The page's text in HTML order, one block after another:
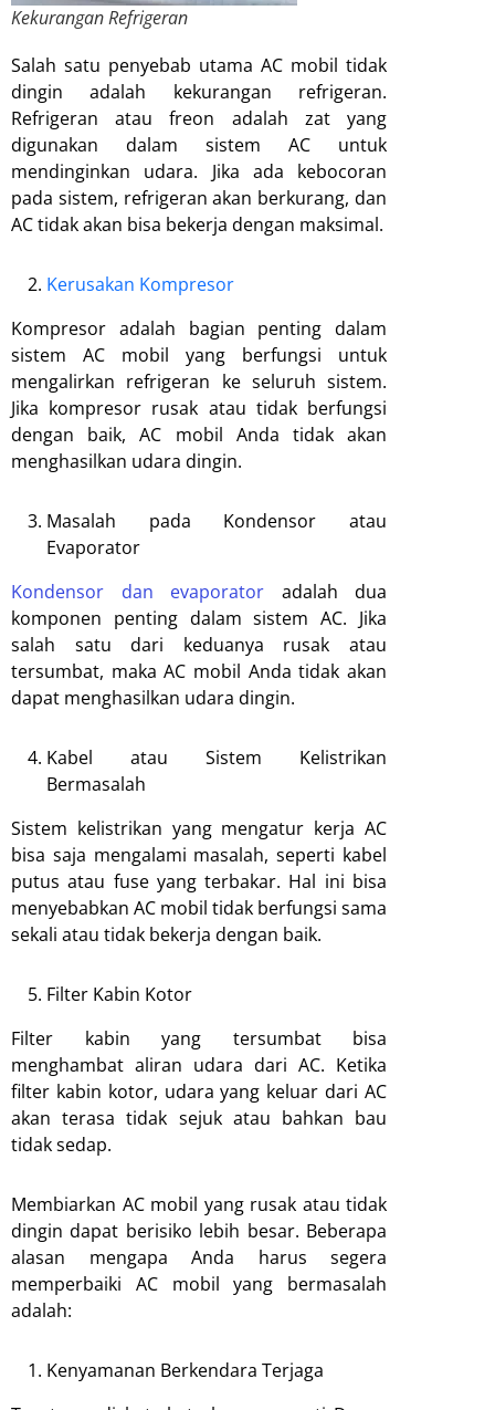
Kekurangan Refrigeran
Salah satu penyebab utama AC mobil tidak
dingin adalah kekurangan refrigeran.
Refrigeran atau freon adalah zat yang
digunakan dalam sistem AC untuk
mendinginkan udara. Jika ada kebocoran
pada sistem, refrigeran akan berkurang, dan
AC tidak akan bisa bekerja dengan maksimal.
Kerusakan Kompresor
Kompresor adalah bagian penting dalam
sistem AC mobil yang berfungsi untuk
mengalirkan refrigeran ke seluruh sistem.
Jika kompresor rusak atau tidak berfungsi
dengan baik, AC mobil Anda tidak akan
menghasilkan udara dingin.
Masalah pada Kondensor atau
Evaporator
Kondensor dan evaporator adalah dua
komponen penting dalam sistem AC. Jika
salah satu dari keduanya rusak atau
tersumbat, maka AC mobil Anda tidak akan
dapat menghasilkan udara dingin.
Kabel atau Sistem Kelistrikan
Bermasalah
Sistem kelistrikan yang mengatur kerja AC
bisa saja mengalami masalah, seperti kabel
putus atau fuse yang terbakar. Hal ini bisa
menyebabkan AC mobil tidak berfungsi sama
sekali atau tidak bekerja dengan baik.
Filter Kabin Kotor
Filter kabin yang tersumbat bisa
menghambat aliran udara dari AC. Ketika
filter kabin kotor, udara yang keluar dari AC
akan terasa tidak sejuk atau bahkan bau
tidak sedap.
Membiarkan AC mobil yang rusak atau tidak
dingin dapat berisiko lebih besar. Beberapa
alasan mengapa Anda harus segera
memperbaiki AC mobil yang bermasalah
adalah:
Kenyamanan Berkendara Terjaga